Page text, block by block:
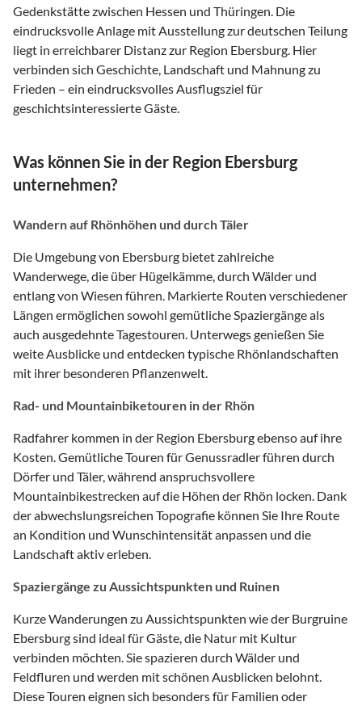
Gedenkstätte zwischen Hessen und Thüringen. Die
eindrucksvolle Anlage mit Ausstellung zur deutschen Teilung
liegt in erreichbarer Distanz zur Region Ebersburg. Hier
verbinden sich Geschichte, Landschaft und Mahnung zu
Frieden – ein eindrucksvolles Ausflugsziel für
geschichtsinteressierte Gäste.
Was können Sie in der Region Ebersburg
unternehmen?
Wandern auf Rhönhöhen und durch Täler
Die Umgebung von Ebersburg bietet zahlreiche
Wanderwege, die über Hügelkämme, durch Wälder und
entlang von Wiesen führen. Markierte Routen verschiedener
Längen ermöglichen sowohl gemütliche Spaziergänge als
auch ausgedehnte Tagestouren. Unterwegs genießen Sie
weite Ausblicke und entdecken typische Rhönlandschaften
mit ihrer besonderen Pflanzenwelt.
Rad- und Mountainbiketouren in der Rhön
Radfahrer kommen in der Region Ebersburg ebenso auf ihre
Kosten. Gemütliche Touren für Genussradler führen durch
Dörfer und Täler, während anspruchsvollere
Mountainbikestrecken auf die Höhen der Rhön locken. Dank
der abwechslungsreichen Topografie können Sie Ihre Route
an Kondition und Wunschintensität anpassen und die
Landschaft aktiv erleben.
Spaziergänge zu Aussichtspunkten und Ruinen
Kurze Wanderungen zu Aussichtspunkten wie der Burgruine
Ebersburg sind ideal für Gäste, die Natur mit Kultur
verbinden möchten. Sie spazieren durch Wälder und
Feldfluren und werden mit schönen Ausblicken belohnt.
Diese Touren eignen sich besonders für Familien oder